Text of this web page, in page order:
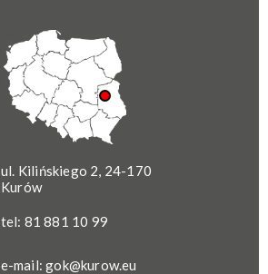
ul. Kilińskiego 2, 24-170
Kurów
tel: 81 881 10 99
e-mail:gok@kurow.eu